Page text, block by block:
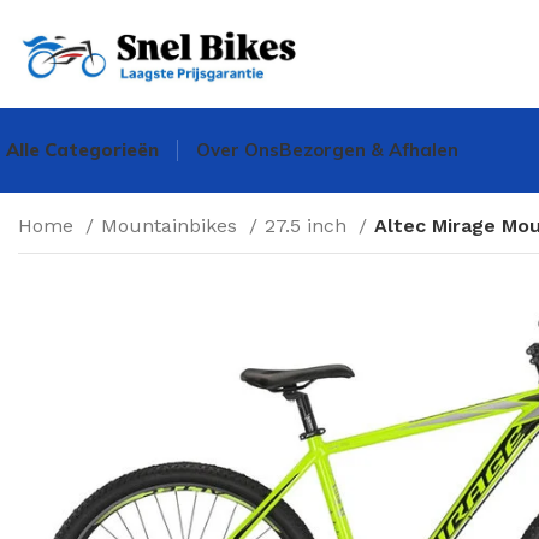
Alle Categorieën Over OnsBezorgen & Afhalen
Home Mountainbikes 27.5 inch Altec Mirage